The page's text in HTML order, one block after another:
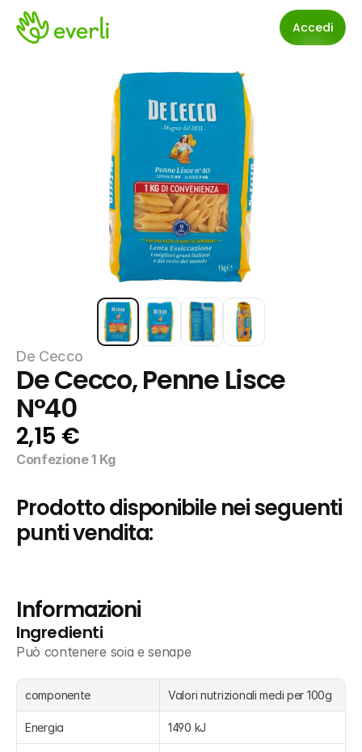
Accedi
De Cecco
De Cecco, Penne Lisce
N°40
2,15 €
Confezione 1 Kg
Prodotto disponibile nei seguenti
punti vendita:
Informazioni
Ingredienti
Può contenere soia e senape
componente Valori nutrizionali medi per 100g
Energia 1490 kJ